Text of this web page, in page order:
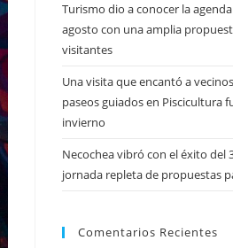
Turismo dio a conocer la
agosto con una amplia
visitantes
Una visita que encantó a
paseos guiados en Piscicultura
invierno
Necochea vibró con el éxito del
jornada repleta de propuestas
Comentarios Recientes